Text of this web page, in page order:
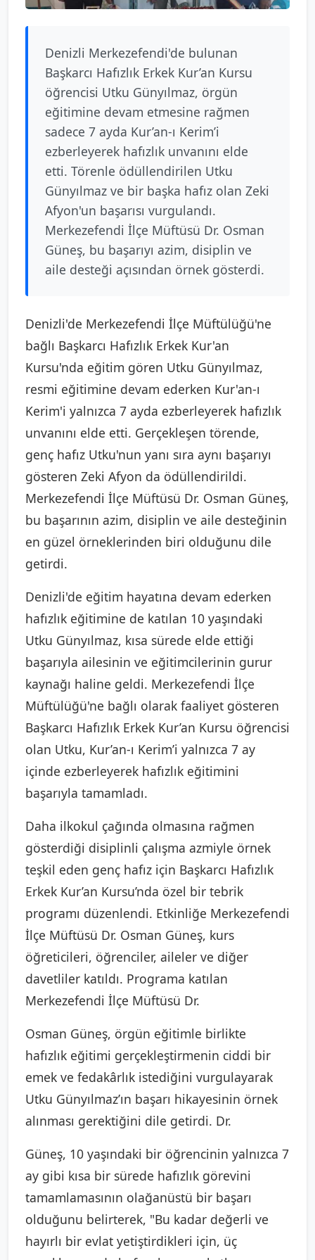
Denizli Merkezefendi'de bulunan
Başkarcı Hafızlık Erkek Kur’an Kursu
öğrencisi Utku Günyılmaz, örgün
eğitimine devam etmesine rağmen
sadece 7 ayda Kur’an-ı Kerim’i
ezberleyerek hafızlık unvanını elde
etti. Törenle ödüllendirilen Utku
Günyılmaz ve bir başka hafız olan Zeki
Afyon'un başarısı vurgulandı.
Merkezefendi İlçe Müftüsü Dr. Osman
Güneş, bu başarıyı azim, disiplin ve
aile desteği açısından örnek gösterdi.
Denizli'de Merkezefendi İlçe Müftülüğü'ne
bağlı Başkarcı Hafızlık Erkek Kur'an
Kursu'nda eğitim gören Utku Günyılmaz,
resmi eğitimine devam ederken Kur'an-ı
Kerim'i yalnızca 7 ayda ezberleyerek hafızlık
unvanını elde etti. Gerçekleşen törende,
genç hafız Utku'nun yanı sıra aynı başarıyı
gösteren Zeki Afyon da ödüllendirildi.
Merkezefendi İlçe Müftüsü Dr. Osman Güneş,
bu başarının azim, disiplin ve aile desteğinin
en güzel örneklerinden biri olduğunu dile
getirdi.
Denizli'de eğitim hayatına devam ederken
hafızlık eğitimine de katılan 10 yaşındaki
Utku Günyılmaz, kısa sürede elde ettiği
başarıyla ailesinin ve eğitimcilerinin gurur
kaynağı haline geldi. Merkezefendi İlçe
Müftülüğü'ne bağlı olarak faaliyet gösteren
Başkarcı Hafızlık Erkek Kur’an Kursu öğrencisi
olan Utku, Kur’an-ı Kerim’i yalnızca 7 ay
içinde ezberleyerek hafızlık eğitimini
başarıyla tamamladı.
Daha ilkokul çağında olmasına rağmen
gösterdiği disiplinli çalışma azmiyle örnek
teşkil eden genç hafız için Başkarcı Hafızlık
Erkek Kur’an Kursu’nda özel bir tebrik
programı düzenlendi. Etkinliğe Merkezefendi
İlçe Müftüsü Dr. Osman Güneş, kurs
öğreticileri, öğrenciler, aileler ve diğer
davetliler katıldı. Programa katılan
Merkezefendi İlçe Müftüsü Dr.
Osman Güneş, örgün eğitimle birlikte
hafızlık eğitimi gerçekleştirmenin ciddi bir
emek ve fedakârlık istediğini vurgulayarak
Utku Günyılmaz’ın başarı hikayesinin örnek
alınması gerektiğini dile getirdi. Dr.
Güneş, 10 yaşındaki bir öğrencinin yalnızca 7
ay gibi kısa bir sürede hafızlık görevini
tamamlamasının olağanüstü bir başarı
olduğunu belirterek, "Bu kadar değerli ve
hayırlı bir evlat yetiştirdikleri için, üç